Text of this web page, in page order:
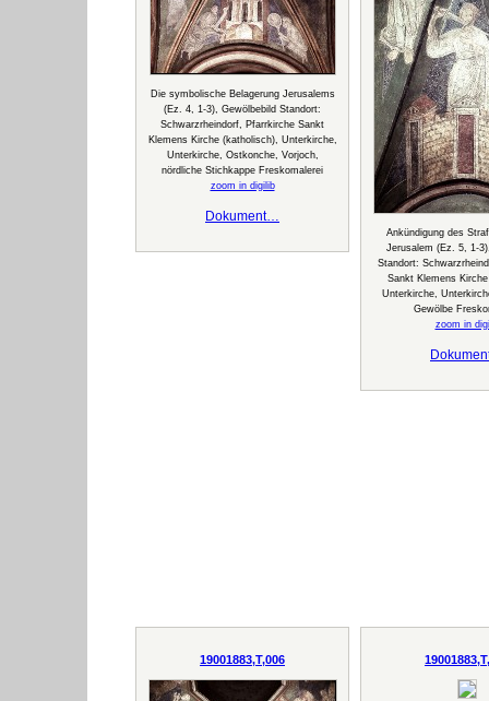
Die symbolische Belagerung Jerusalems
(Ez. 4, 1-3), Gewölbebild Standort:
Schwarzrheindorf, Pfarrkirche Sankt
Klemens Kirche (katholisch), Unterkirche,
Unterkirche, Ostkonche, Vorjoch,
nördliche Stichkappe Freskomalerei
zoom in digilib
Dokument…
Ankündigung des
Jerusalem (Ez. 5, 1-
Standort:
Sankt Klemens
Unterkirche,
Gewölbe
zoom in
19001883,T,006